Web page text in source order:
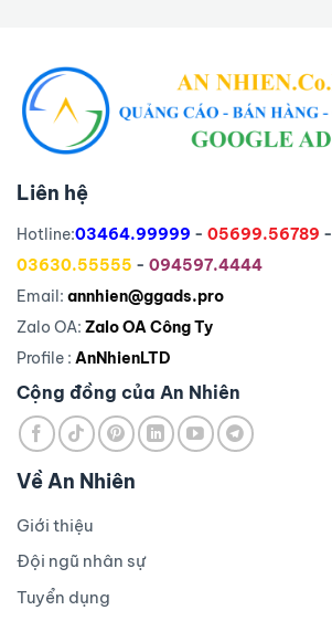
Liên hệ
Hotline:03464.99999 - 05699.56789 -
03630.55555 - 094597.4444
Email: annhien@ggads.pro
Zalo OA: Zalo OA Công Ty
Profile : AnNhienLTD
Cộng đồng của An Nhiên
Về An Nhiên
Giới thiệu
Đội ngũ nhân sự
Tuyển dụng